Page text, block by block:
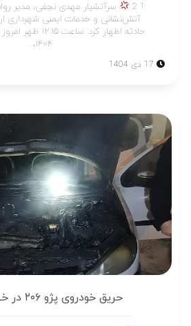
1 2
سرآتشیار مهدی نجفی، مدیر
آتش‌نشانی و خدمات ایمنی شهرداری
۱۴۰۴،...
17 دی 1404
حریق خودروی پژو ۲۰۶ در خیابان خرم